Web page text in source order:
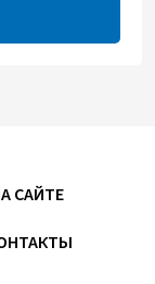
5 августа 2026
САЙТЕ